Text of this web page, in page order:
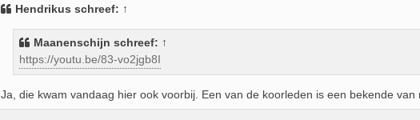
Hendrikus schreef: ↑
Maanenschijn schreef: ↑
https://youtu.be/83-vo2jgb8I
Ja, die kwam vandaag hier ook voorbij. Een van de koorleden is een bekende van